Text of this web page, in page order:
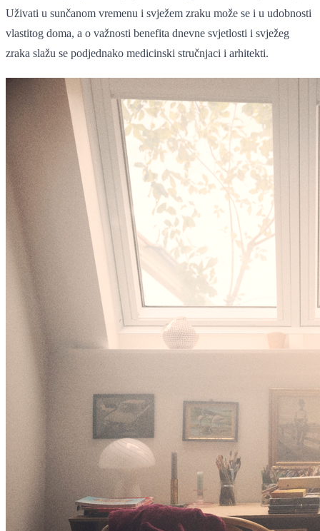
Uživati u sunčanom vremenu i svježem zraku može se i u udobnosti
vlastitog doma, a o važnosti benefita dnevne svjetlosti i svježeg
zraka slažu se podjednako medicinski stručnjaci i arhitekti.